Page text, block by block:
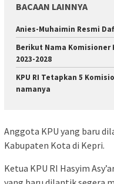
BACAAN LAINNYA
Anies-Muhaimin Resmi
Berikut Nama Komisioner
2023-2028
KPU RI Tetapkan 5
namanya
Anggota KPU yang baru
Kabupaten Kota di Kepri.
Ketua KPU RI Hasyim